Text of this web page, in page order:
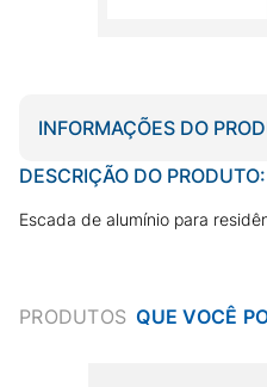
INFORMAÇÕES DO
DESCRIÇÃO DO PRODUTO:
Escada de alumínio para
PRODUTOS